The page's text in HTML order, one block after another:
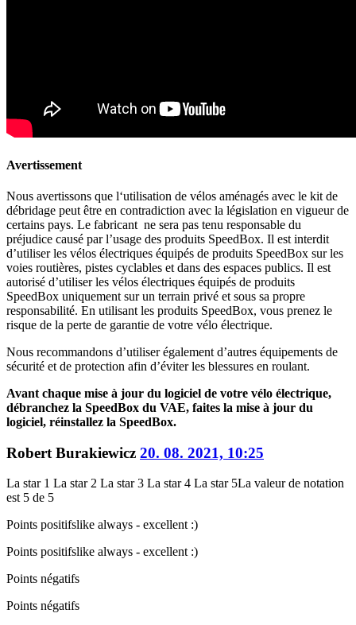
Avertissement
Nous avertissons que l‘utilisation de vélos aménagés avec le kit de
débridage peut être en contradiction avec la législation en vigueur de
certains pays. Le fabricant ne sera pas tenu responsable du
préjudice causé par l’usage des produits SpeedBox. Il est interdit
d’utiliser les vélos électriques équipés de produits SpeedBox sur les
voies routières, pistes cyclables et dans des espaces publics. Il est
autorisé d’utiliser les vélos électriques équipés de produits
SpeedBox uniquement sur un terrain privé et sous sa propre
responsabilité. En utilisant les produits SpeedBox, vous prenez le
risque de la perte de garantie de votre vélo électrique.
Nous recommandons d’utiliser également d’autres équipements de
sécurité et de protection afin d’éviter les blessures en roulant.
Avant chaque mise à jour du logiciel de votre vélo électrique,
débranchez la SpeedBox du VAE, faites la mise à jour du
logiciel, réinstallez la SpeedBox.
Robert Burakiewicz 20. 08. 2021, 10:25
La star 1 La star 2 La star 3 La star 4 La star 5La valeur de notation
est 5 de 5
Points positifslike always - excellent :)
Points positifslike always - excellent :)
Points négatifs
Points négatifs